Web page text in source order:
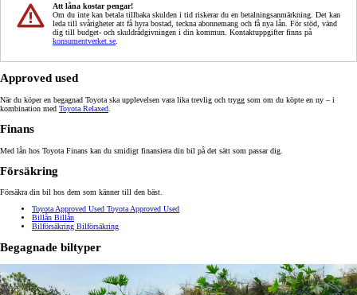
Att låna kostar pengar!
Om du inte kan betala tillbaka skulden i tid riskerar du en betalningsanmärkning. Det kan
leda till svårigheter att få hyra bostad, teckna abonnemang och få nya lån. För stöd, vänd
dig till budget- och skuldrådgivningen i din kommun. Kontaktuppgifter finns på
konsumentverket.se
Approved used
När du köper en begagnad Toyota ska upplevelsen vara lika trevlig och trygg som om du köpte en ny – i
kombination med Toyota Relaxed
Finans
Med lån hos Toyota Finans kan du smidigt finansiera din bil på det sätt som passar dig.
Försäkring
Försäkra din bil hos dem som känner till den bäst.
Toyota Approved Used Toyota Approved Used
Billån Billån
Bilförsäkring Bilförsäkring
Begagnade biltyper